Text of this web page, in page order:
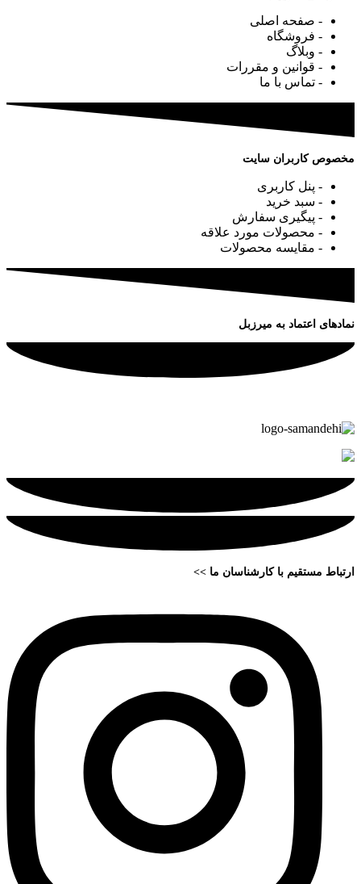
- صفحه اصلی
- فروشگاه
- وبلاگ
- قوانین و مقررات
- تماس با ما
مخصوص کاربران سایت
- پنل کاربری
- سبد خرید
- پیگیری سفارش
- محصولات مورد علاقه
- مقایسه محصولات
نمادهای اعتماد به میرزبل
ارتباط مستقیم با کارشناسان ما >>